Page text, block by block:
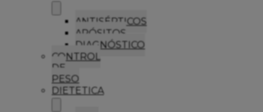
ANTISÉPTICOS
APÓSITOS
DIAGNÓSTICO
CONTROL
DE
PESO
DIETETICA